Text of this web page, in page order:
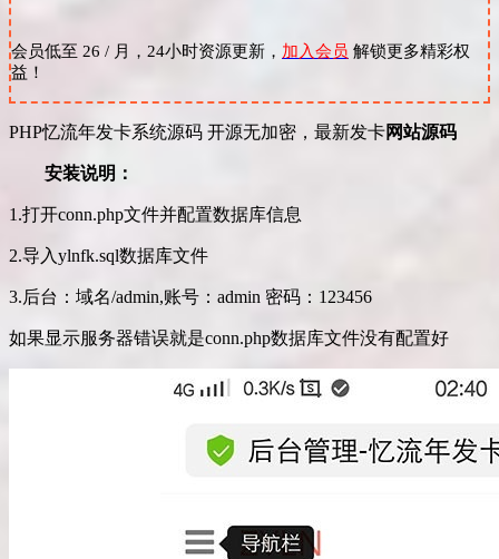
会员低至 26 / 月，24小时资源更新， 加入会员 解锁更多精彩权
益！
PHP忆流年发卡系统源码 开源无加密，最新发卡网站源码
安装说明：
1.打开conn.php文件并配置数据库信息
2.导入ylnfk.sql数据库文件
3.后台：域名/admin,账号：admin 密码：123456
如果显示服务器错误就是conn.php数据库文件没有配置好